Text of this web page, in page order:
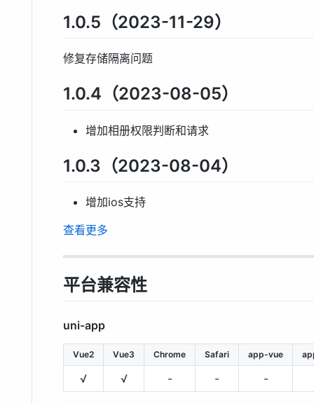
1.0.5（2023-11-29）
修复存储隔离问题
1.0.4（2023-08-05）
增加相册权限判断和请求
1.0.3（2023-08-04）
增加ios支持
查看更多
平台兼容性
uni-app
Vue2 Vue3 Chrome Safari app-vue
√ √ - - -